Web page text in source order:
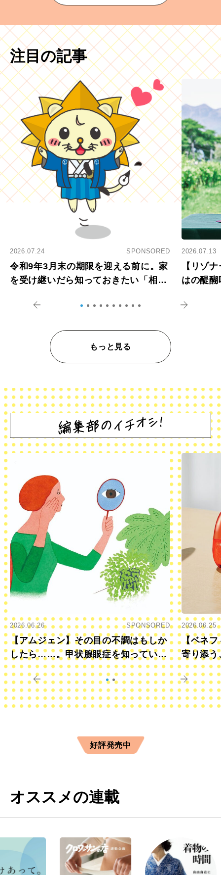
注目の記事
2026.07.24 SPONSORED
令和9年3月末の期限を迎える前に。家
を受け継いだら知っておきたい「相続
2026.07.13
【リゾ
はの醍
もっと見る
2026.06.26 SPONSORED
【アムジェン】その目の不調はもしか
したら……。甲状腺眼症を知っていま
すか？
2026.06.25
【ベネフ
寄り添う
きに
好評発売中
オススメの連載